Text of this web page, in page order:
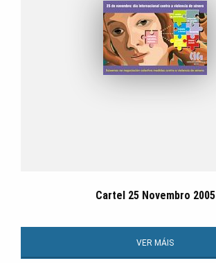
Cartel 25 Novembro 2005
VER MÁIS